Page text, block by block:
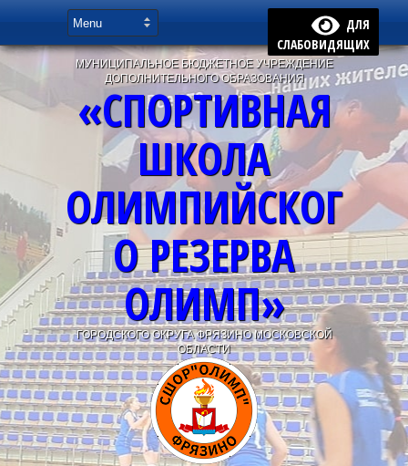
ДЛЯ
СЛАБОВИДЯЩИХ
МУНИЦИПАЛЬНОЕ БЮДЖЕТНОЕ УЧРЕЖДЕНИЕ
ДОПОЛНИТЕЛЬНОГО ОБРАЗОВАНИЯ
«СПОРТИВНАЯ
ШКОЛА
ОЛИМПИЙСКОГ
О РЕЗЕРВА
ОЛИМП»
ГОРОДСКОГО ОКРУГА ФРЯЗИНО МОСКОВСКОЙ
ОБЛАСТИ